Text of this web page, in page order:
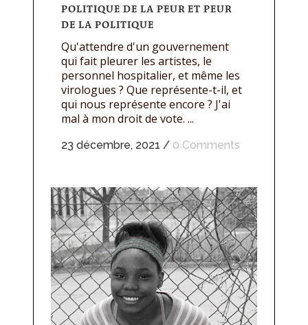
POLITIQUE DE LA PEUR ET PEUR
DE LA POLITIQUE
Qu'attendre d'un gouvernement
qui fait pleurer les artistes, le
personnel hospitalier, et même les
virologues ? Que représente-t-il, et
qui nous représente encore ? J'ai
mal à mon droit de vote. ...
23 décembre, 2021 / 0 Comments